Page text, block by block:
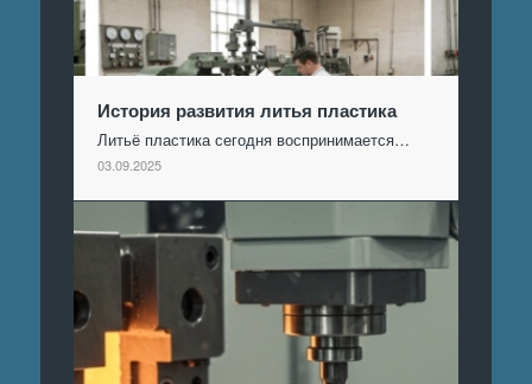
История развития литья пластика
Литьё пластика сегодня воспринимается…
03.09.2025